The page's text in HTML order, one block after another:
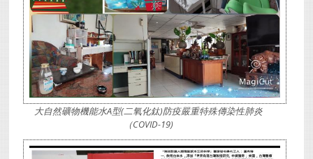
大自然礦物機能水A型(二氧化鈦)防疫嚴重特殊傳染性肺炎
（COVID-19)